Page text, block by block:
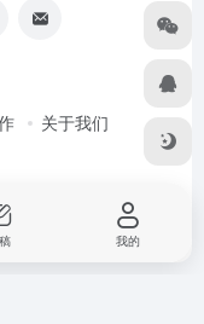
关于我们
我的